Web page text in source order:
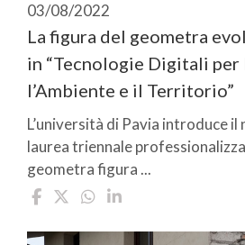
03/08/2022
La figura del geometra
in “Tecnologie Digitali
l’Ambiente e il Territorio”
L’università di Pavia introduce il
laurea triennale
geometra figura ...